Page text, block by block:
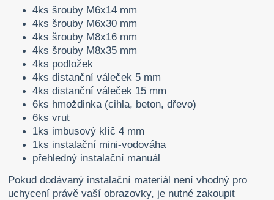
4ks šrouby M6x14 mm
4ks šrouby M6x30 mm
4ks šrouby M8x16 mm
4ks šrouby M8x35 mm
4ks podložek
4ks distanční váleček 5 mm
4ks distanční váleček 15 mm
6ks hmoždinka (cihla, beton, dřevo)
6ks vrut
1ks imbusový klíč 4 mm
1ks instalační mini-vodováha
přehledný instalační manuál
Pokud dodávaný instalační materiál není vhodný pro
uchycení právě vaší obrazovky, je nutné zakoupit